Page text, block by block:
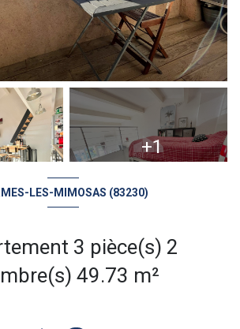
+1
LES-MIMOSAS (83230)
3 pièce(s) 2
chambre(s) 49.73 m²